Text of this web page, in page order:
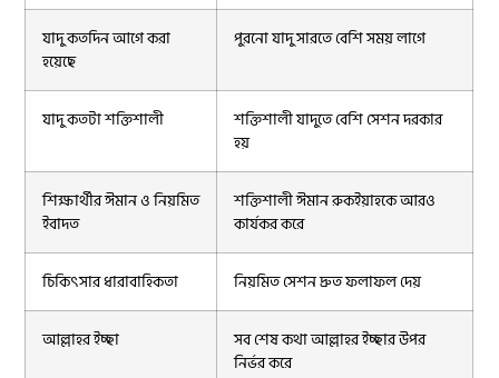
যাদু কতদিন আগে করা
হয়েছে
পুরনো যাদু সারতে বেশি সময় লাগে
যাদু কতটা শক্তিশালী
শক্তিশালী যাদুতে বেশি সেশন দরকার
হয়
শিক্ষার্থীর ঈমান ও নিয়মিত
ইবাদত
শক্তিশালী ঈমান রুকইয়াহকে আরও
কার্যকর করে
চিকিৎসার ধারাবাহিকতা নিয়মিত সেশন দ্রুত ফলাফল দেয়
আল্লাহর ইচ্ছা
সব শেষ কথা আল্লাহর ইচ্ছার উপর
নির্ভর করে